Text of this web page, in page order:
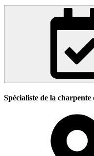
Spécialiste de la charpente